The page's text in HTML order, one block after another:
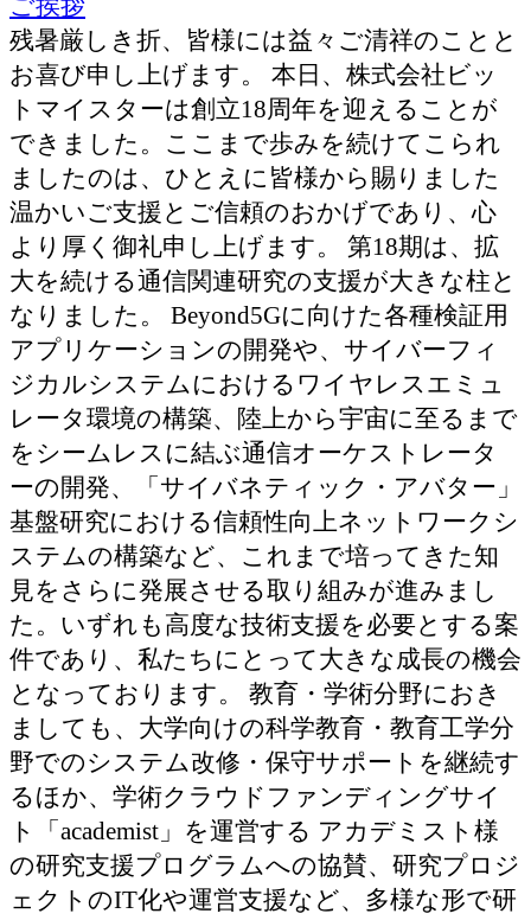
ご挨拶
残暑厳しき折、皆様には益々ご清祥のことと
お喜び申し上げます。 本日、株式会社ビッ
トマイスターは創立18周年を迎えることが
できました。ここまで歩みを続けてこられ
ましたのは、ひとえに皆様から賜りました
温かいご支援とご信頼のおかげであり、心
より厚く御礼申し上げます。 第18期は、拡
大を続ける通信関連研究の支援が大きな柱と
なりました。 Beyond5Gに向けた各種検証用
アプリケーションの開発や、サイバーフィ
ジカルシステムにおけるワイヤレスエミュ
レータ環境の構築、陸上から宇宙に至るまで
をシームレスに結ぶ通信オーケストレータ
ーの開発、「サイバネティック・アバター」
基盤研究における信頼性向上ネットワークシ
ステムの構築など、これまで培ってきた知
見をさらに発展させる取り組みが進みまし
た。いずれも高度な技術支援を必要とする案
件であり、私たちにとって大きな成長の機会
となっております。 教育・学術分野におき
ましても、大学向けの科学教育・教育工学分
野でのシステム改修・保守サポートを継続す
るほか、学術クラウドファンディングサイ
ト「academist」を運営する アカデミスト様
の研究支援プログラムへの協賛、研究プロジ
ェクトのIT化や運営支援など、多様な形で研